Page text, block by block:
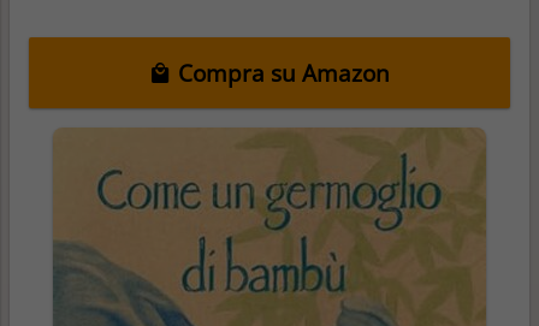
Compra su Amazon